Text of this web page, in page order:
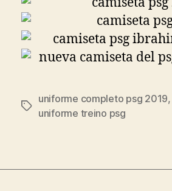
Etiquetas
uniforme completo psg 2019,
uniforme treino psg